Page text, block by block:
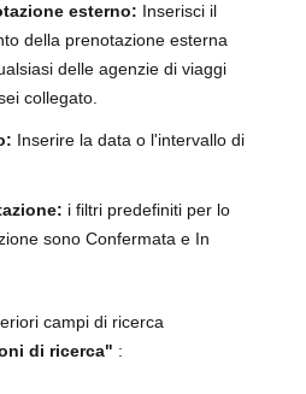
esterno: Inserisci il
della prenotazione esterna
delle agenzie di viaggi
collegato.
Inserire la data o l'intervallo di
i filtri predefiniti per lo
sono Confermata e In
campi di ricerca
di ricerca" :